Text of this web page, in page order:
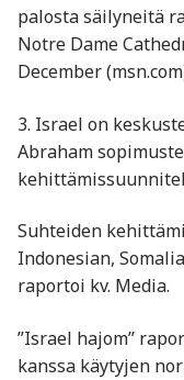
palosta säilyneitä
Notre Dame
December
3. Israel on
Abraham
Suhteiden
Indonesian,
raportoi kv. Media.
”Israel hajom”
kanssa käytyjen